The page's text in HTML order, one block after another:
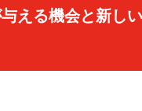
える機会と新し